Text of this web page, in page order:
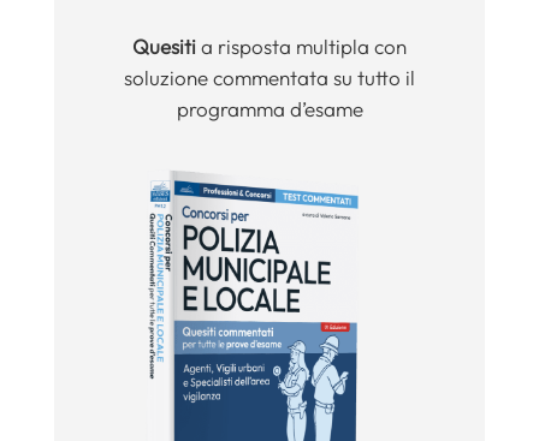
Quesitia risposta multipla con
soluzione commentata su tutto il
programma d’esame